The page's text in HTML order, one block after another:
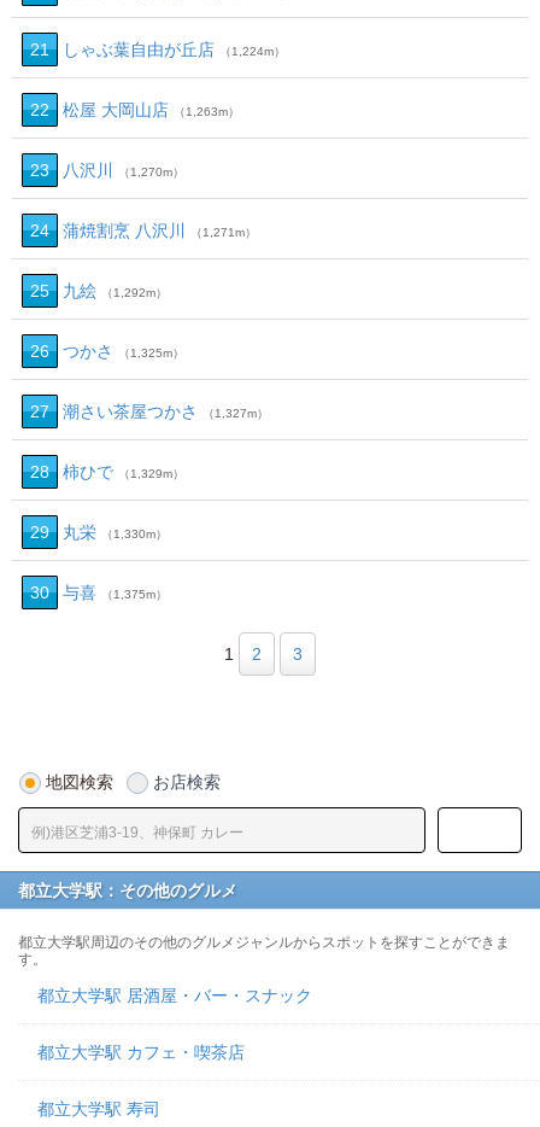
21 しゃぶ葉自由が丘店 （1,224m）
22 松屋 大岡山店 （1,263m）
23 八沢川 （1,270m）
24 蒲焼割烹 八沢川 （1,271m）
25 九絵 （1,292m）
26 つかさ （1,325m）
27 潮さい茶屋つかさ （1,327m）
28 柿ひで （1,329m）
29 丸栄 （1,330m）
30 与喜 （1,375m）
1 2 3
地図検索 お店検索
都立大学駅：その他のグルメ
都立大学駅周辺のその他のグルメジャンルからスポットを探すことができま
す。
都立大学駅 居酒屋・バー・スナック
都立大学駅 カフェ・喫茶店
都立大学駅 寿司